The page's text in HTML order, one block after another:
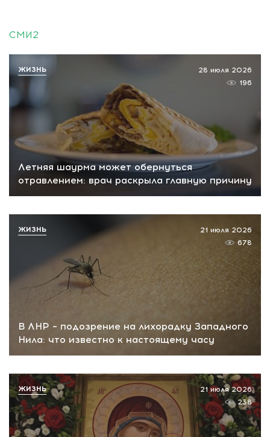
СМИ2
Летняя шаурма может обернуться
отравлением: врач раскрыла главную причину
28 июля 2026
196
ЖИЗНЬ
В ЛНР – подозрение на лихорадку Западного
Нила: что известно к настоящему часу
21 июля 2026
678
ЖИЗНЬ
21 июля 2026
238
ЖИЗНЬ